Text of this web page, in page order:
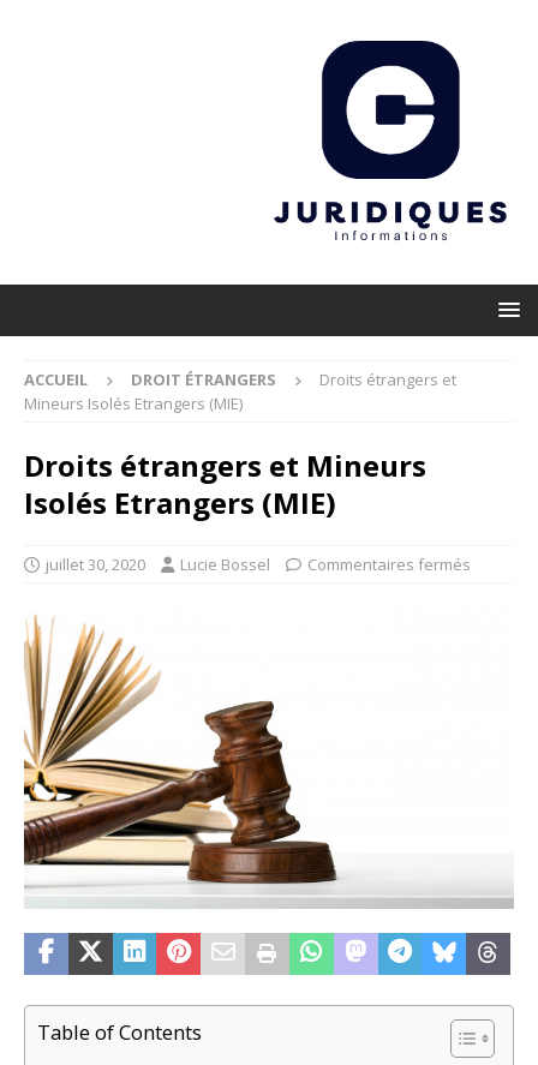
ACCUEIL DROIT ÉTRANGERS
Droits étrangers et
Mineurs Isolés Etrangers (MIE)
Droits étrangers et Mineurs
Isolés Etrangers (MIE)
juillet 30, 2020 Lucie Bossel Commentaires fermés
Table of Contents